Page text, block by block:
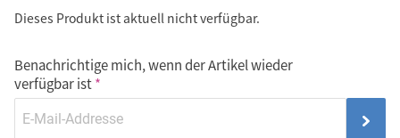
Dieses Produkt ist aktuell nicht verfügbar.
Benachrichtige mich, wenn der Artikel wieder
verfügbar ist